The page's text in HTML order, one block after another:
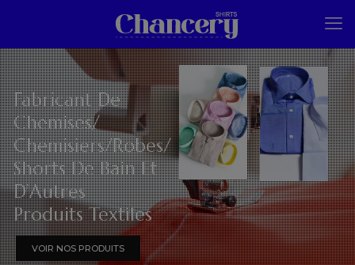
Fabricant De
Chemises/
Chemisiers/Robes/
Shorts De Bain Et
D’Autres
Produits Textiles
VOIR NOS PRODUITS